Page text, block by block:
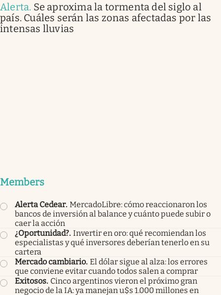
Alerta. Se aproxima la tormenta del siglo al
país. Cuáles serán las zonas afectadas por las
intensas lluvias
Members
Alerta Cedear. MercadoLibre: cómo reaccionaron los
bancos de inversión al balance y cuánto puede subir o
caer la acción
¿Oportunidad?. Invertir en oro: qué recomiendan los
especialistas y qué inversores deberían tenerlo en su
cartera
Mercado cambiario. El dólar sigue al alza: los errores
que conviene evitar cuando todos salen a comprar
Exitosos. Cinco argentinos vieron el próximo gran
negocio de la IA: ya manejan u$s 1.000 millones en